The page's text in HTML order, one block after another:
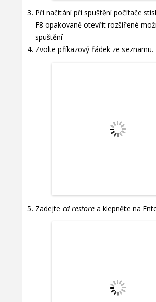
Při načítání při spuštění počítače
F8 opakovaně otevřít rozšířené
spuštění
Zvolte příkazový řádek ze seznamu.
Zadejte cd restore a klepněte na